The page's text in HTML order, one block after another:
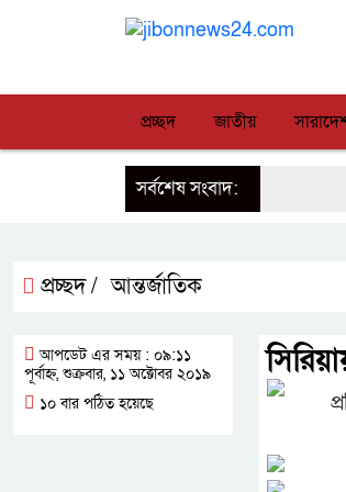
প্রচ্ছদ জাতীয়
সর্বশেষ সংবাদ:
প্রচ্ছদ / আন্তর্জাতিক
আপডেট এর সময় : ০৯:১১
পূর্বাহ্ন, শুক্রবার, ১১ অক্টোবর ২০১৯
১০ বার পঠিত হয়েছে